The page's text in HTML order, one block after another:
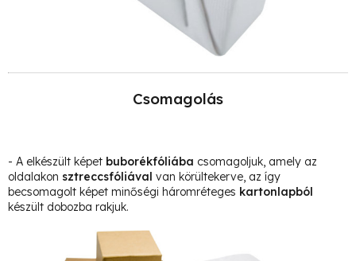
Csomagolás
- A elkészült képet buborékfóliába csomagoljuk, amely az
oldalakon sztreccsfóliával van körültekerve, az így
becsomagolt képet minőségi háromréteges kartonlapból
készült dobozba rakjuk.